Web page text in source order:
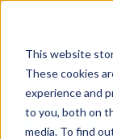
This website
These cookies
experience and
to you, both on
media. To find
leitura